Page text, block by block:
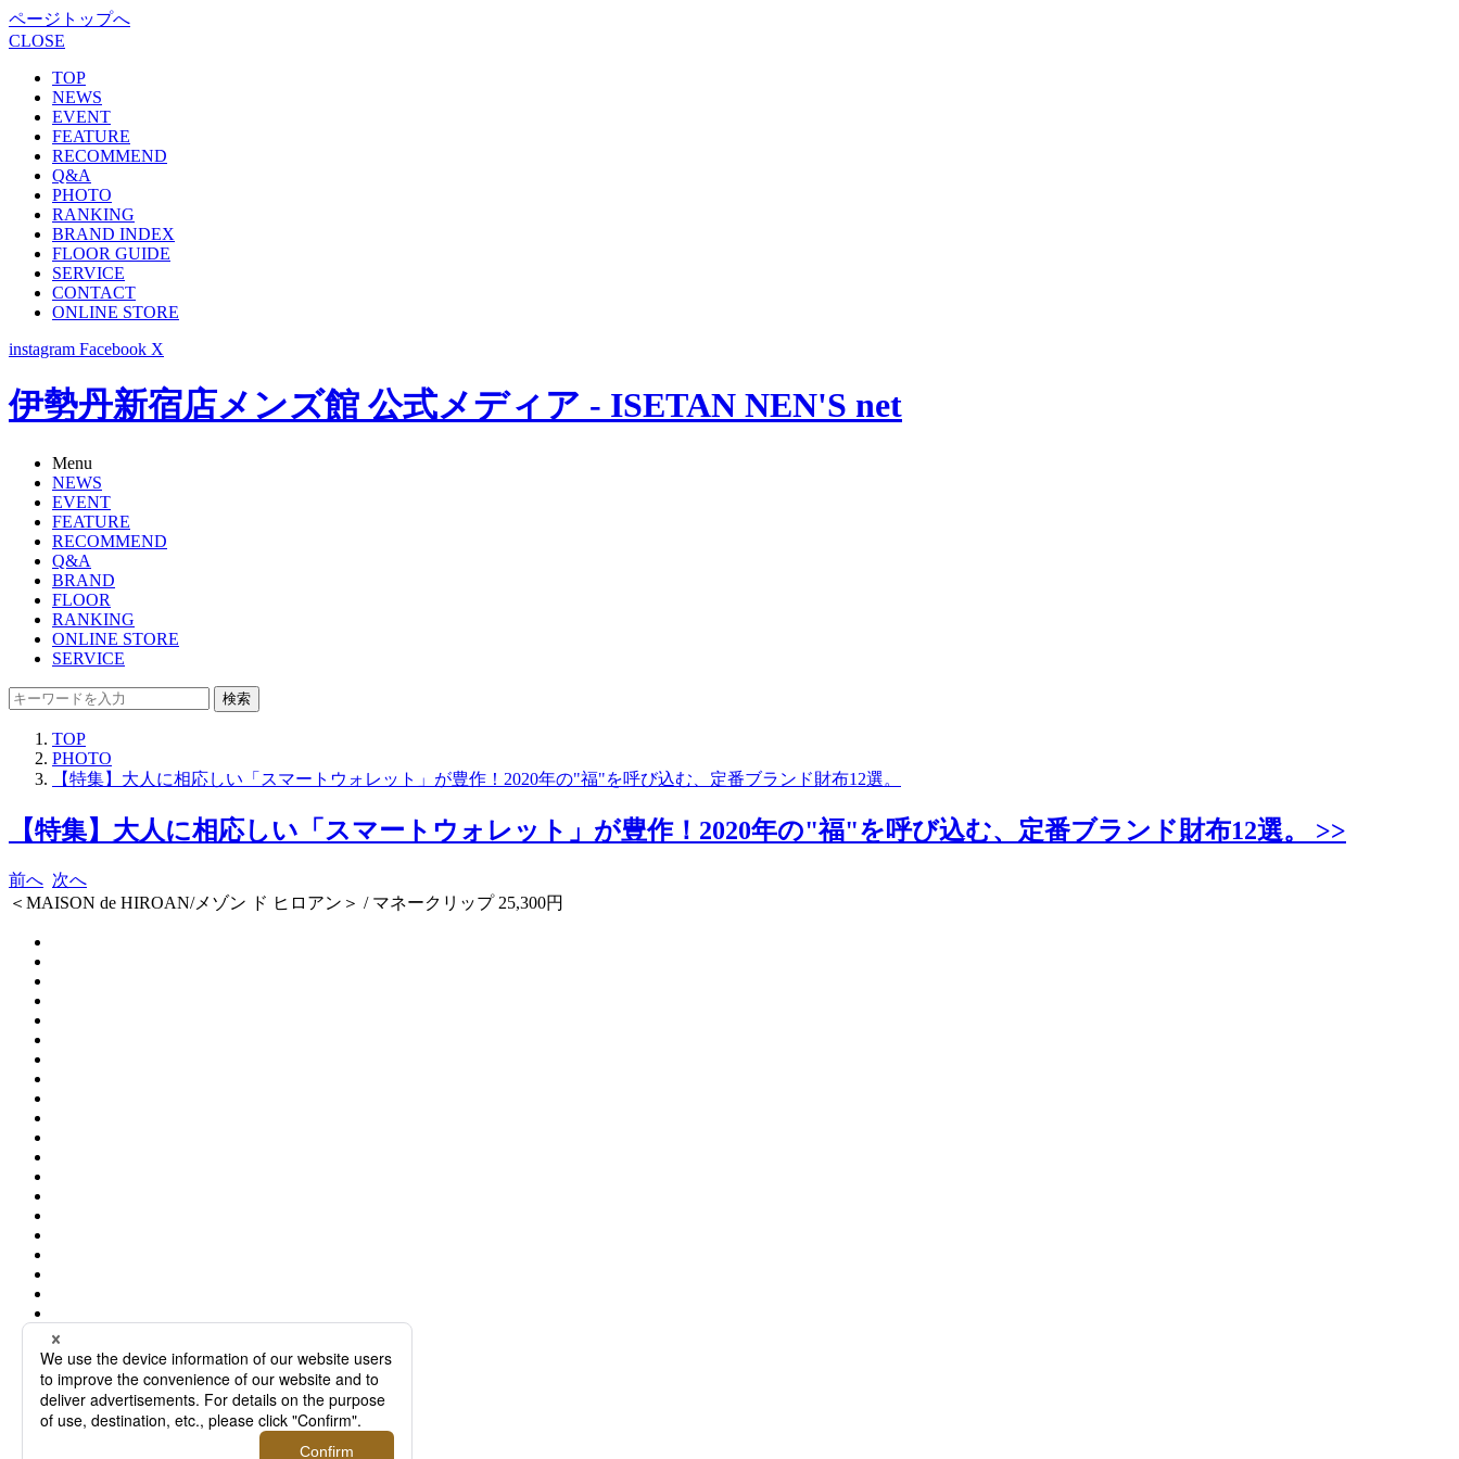
ページトップへ
CLOSE
TOP
NEWS
EVENT
FEATURE
RECOMMEND
Q&A
PHOTO
RANKING
BRAND INDEX
FLOOR GUIDE
SERVICE
CONTACT
ONLINE STORE
instagram Facebook X
伊勢丹新宿店メンズ館 公式メディア - ISETAN NEN'S net
Menu
NEWS
EVENT
FEATURE
RECOMMEND
Q&A
BRAND
FLOOR
RANKING
ONLINE STORE
SERVICE
検索
TOP
PHOTO
【特集】大人に相応しい「スマートウォレット」が豊作！2020年の"福"を呼び込む、定番ブランド財布12選。
【特集】大人に相応しい「スマートウォレット」が豊作！2020年の"福"を呼び込む、定番ブランド財布12選。 >>
前へ 次へ
＜MAISON de HIROAN/メゾン ド ヒロアン＞ / マネークリップ 25,300円